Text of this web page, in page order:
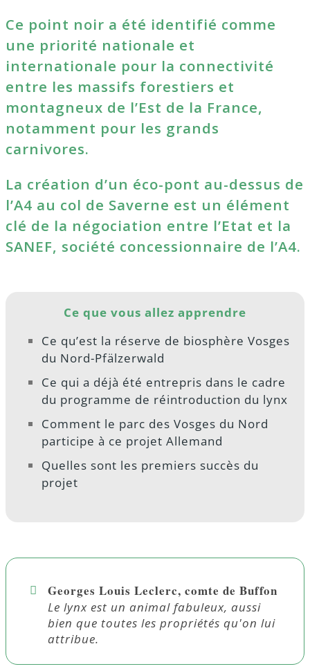
Ce point noir a été identifié comme
une priorité nationale et
internationale pour la connectivité
entre les massifs forestiers et
montagneux de l’Est de la France,
notamment pour les grands
carnivores.
La création d’un éco-pont au-dessus de
l’A4 au col de Saverne est un élément
clé de la négociation entre l’Etat et la
SANEF, société concessionnaire de l’A4.
Ce que vous allez apprendre
Ce qu’est la réserve de biosphère Vosges
du Nord-Pfälzerwald
Ce qui a déjà été entrepris dans le cadre
du programme de réintroduction du lynx
Comment le parc des Vosges du Nord
participe à ce projet Allemand
Quelles sont les premiers succès du
projet
Georges Louis Leclerc, comte de Buffon
Le lynx est un animal fabuleux, aussi
bien que toutes les propriétés qu'on lui
attribue.